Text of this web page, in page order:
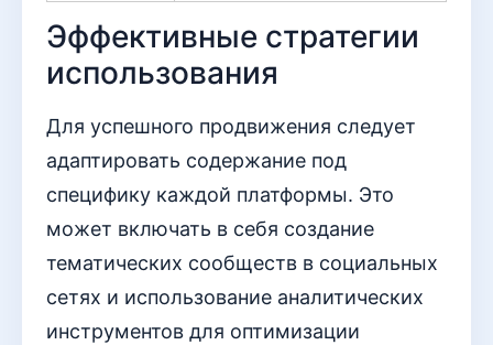
Эффективные стратегии
использования
Для успешного продвижения следует
адаптировать содержание под
специфику каждой платформы. Это
может включать в себя создание
тематических сообществ в социальных
сетях и использование аналитических
инструментов для оптимизации